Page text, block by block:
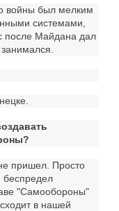
войны был мелким
системами,
после Майдана дал
пришел. Просто
беспредел
"Самообороны"
в нашей